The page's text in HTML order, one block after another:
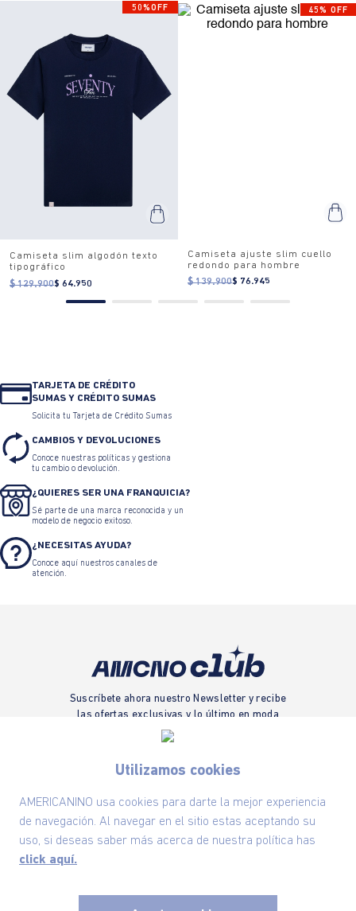
Utilizamos cookies
AMERICANINO usa cookies para darte la mejor experiencia
de navegación. Al navegar en el sitio estas aceptando su
uso, si deseas saber más acerca de nuestra política has
click aquí.
50%OFF
Camiseta slim algodón texto
tipográfico
$ 129.900$ 64.950
$ 139.900$ 76.945
TARJETA DE CRÉDITO
SUMAS Y CRÉDITO SUMAS
Solicita tu Tarjeta de Crédito Sumas
CAMBIOS Y DEVOLUCIONES
Conoce nuestras políticas y gestiona
tu cambio o devolución.
¿QUIERES SER UNA FRANQUICIA?
Sé parte de una marca reconocida y un
modelo de negocio exitoso.
¿NECESITAS AYUDA?
Conoce aquí nuestros canales de
atención.
Suscríbete ahora nuestro Newsletter y recibe
las ofertas exclusivas y lo último en moda
Nuestra Marca
Ayudas